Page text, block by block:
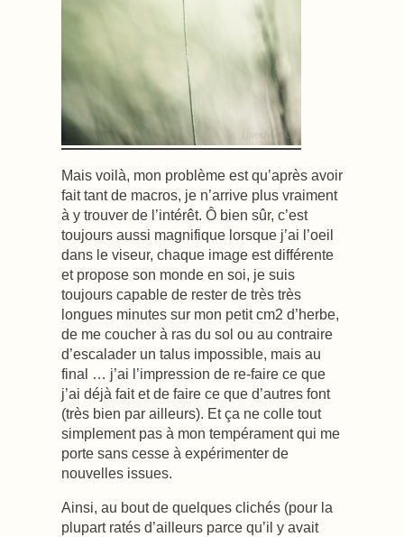
Mais voilà, mon problème est qu’après avoir
fait tant de macros, je n’arrive plus vraiment
à y trouver de l’intérêt. Ô bien sûr, c’est
toujours aussi magnifique lorsque j’ai l’oeil
dans le viseur, chaque image est différente
et propose son monde en soi, je suis
toujours capable de rester de très très
longues minutes sur mon petit cm2 d’herbe,
de me coucher à ras du sol ou au contraire
d’escalader un talus impossible, mais au
final … j’ai l’impression de re-faire ce que
j’ai déjà fait et de faire ce que d’autres font
(très bien par ailleurs). Et ça ne colle tout
simplement pas à mon tempérament qui me
porte sans cesse à expérimenter de
nouvelles issues.
Ainsi, au bout de quelques clichés (pour la
plupart ratés d’ailleurs parce qu’il y avait